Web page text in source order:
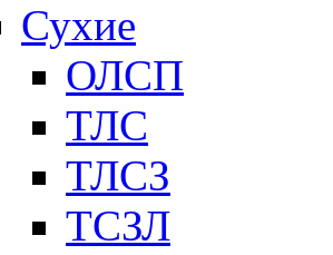
Сухие
ОЛСП
ТЛС
ТЛСЗ
ТСЗЛ